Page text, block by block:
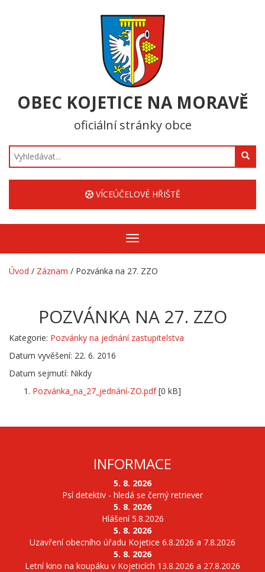
OBEC KOJETICE NA MORAVĚ
oficiální stránky obce
Hledat
VÍCEÚČELOVÉ HŘIŠTĚ
Zobrazit/skrýt
navigaci
Úvod / Záznam / Pozvánka na 27. ZZO
POZVÁNKA NA 27. ZZO
Kategorie: Pozvánky na jednání zastupitelstva
Datum vyvěšení: 22. 6. 2016
Datum sejmutí: Nikdy
Pozvánka_na_27_jednání-ZO.pdf[0 kB]
INFORMACE
5. 8. 2026
Psí detektiv - hledá se černý retriever
5. 8. 2026
Hlášení 5.8.2026
5. 8. 2026
Uzavření obecního úřadu Kojetice 6.8.2026 a 7.8.2026
5. 8. 2026
Letní kino na koupáku v Kojeticích 13.8.2026 a 27.8.2026